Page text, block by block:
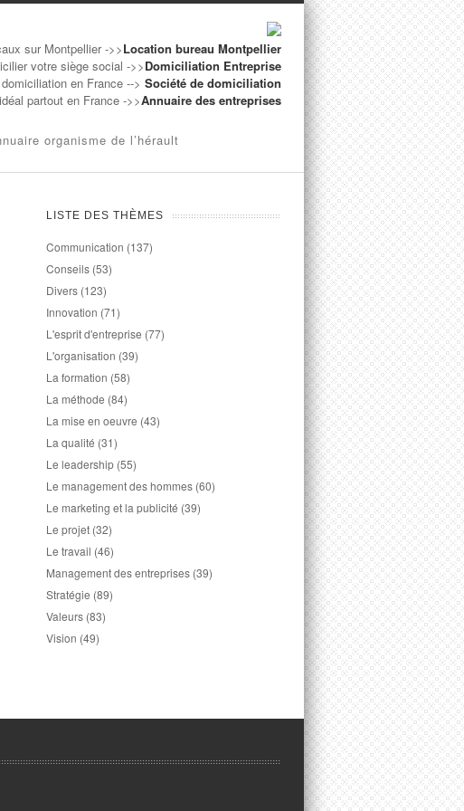
sur Montpellier ->>Location bureau Montpellier
votre siège social ->>Domiciliation Entreprise
en France --> Société de domiciliation
partout en France ->>Annuaire des entreprises
organisme de l’hérault
LISTE DES THÈMES
Communication (137)
Conseils (53)
Divers (123)
Innovation (71)
L'esprit d'entreprise (77)
L'organisation (39)
La formation (58)
La méthode (84)
La mise en oeuvre (43)
La qualité (31)
Le leadership (55)
Le management des hommes (60)
Le marketing et la publicité (39)
Le projet (32)
Le travail (46)
Management des entreprises (39)
Stratégie (89)
Valeurs (83)
Vision (49)